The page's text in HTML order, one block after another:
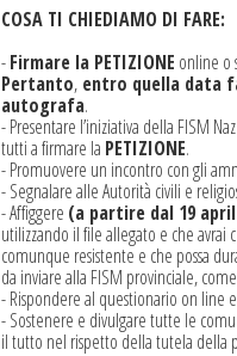
COSA TI CHIEDIAMO DI FARE:
-Firmare la PETIZIONE online o
Pertanto, entro quella data
autografa.
- Presentare l’iniziativa della FISM
tutti a firmare la PETIZIONE.
- Promuovere un incontro con gli
- Segnalare alle Autorità civili e
- Affiggere (a partire dal 19
utilizzando il file allegato e che avrai
comunque resistente e che possa
da inviare alla FISM provinciale,
- Rispondere al questionario on line
- Sostenere e divulgare tutte le
il tutto nel rispetto della tutela della